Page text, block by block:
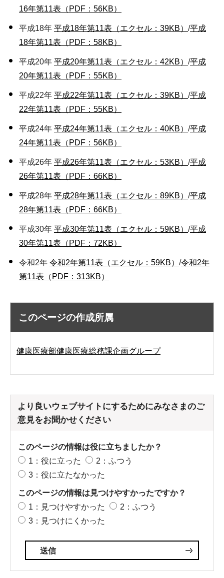
16年第11表（PDF：56KB）
平成18年 平成18年第11表（エクセル：39KB） /平成
18年第11表（PDF：58KB）
平成20年 平成20年第11表（エクセル：42KB） /平成
20年第11表（PDF：55KB）
平成22年 平成22年第11表（エクセル：39KB） /平成
22年第11表（PDF：55KB）
平成24年 平成24年第11表（エクセル：40KB） /平成
24年第11表（PDF：56KB）
平成26年 平成26年第11表（エクセル：53KB） /平成
26年第11表（PDF：66KB）
平成28年 平成28年第11表（エクセル：89KB） /平成
28年第11表（PDF：66KB）
平成30年 平成30年第11表（エクセル：59KB） /平成
30年第11表（PDF：72KB）
令和2年 令和2年第11表（エクセル：59KB） /令和2年
第11表（PDF：313KB）
このページの作成所属
健康医療部健康医療総務課企画グループ
より良いウェブサイトにするためにみなさまのご
意見をお聞かせください
このページの情報は役に立ちましたか？
1：役に立った
2：ふつう
3：役に立たなかった
このページの情報は見つけやすかったですか？
1：見つけやすかった
2：ふつう
3：見つけにくかった